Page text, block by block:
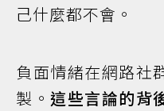
己什麼都不會。
負面情緒在網路社
製。 這些言論的背